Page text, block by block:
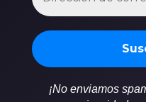
¡No enviamos